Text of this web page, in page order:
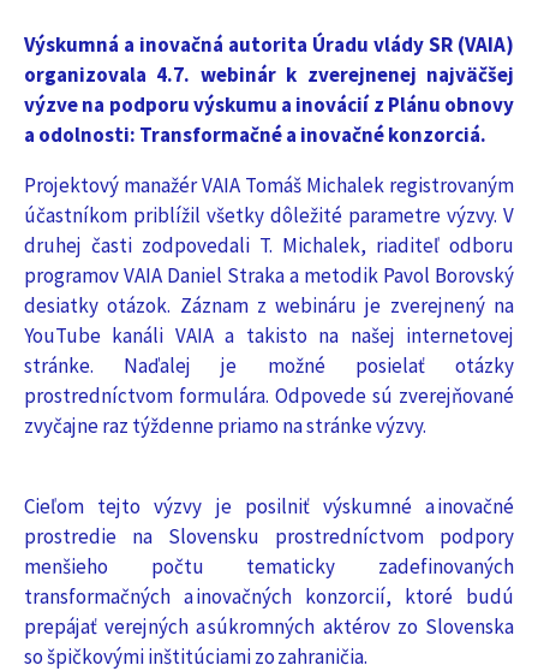
Výskumná a inovačná autorita Úradu vlády SR (VAIA)
organizovala 4.7. webinár k zverejnenej najväčšej
výzve na podporu výskumu a inovácií z Plánu obnovy
a odolnosti: Transformačné a inovačné konzorciá.
Projektový manažér VAIA Tomáš Michalek registrovaným
účastníkom priblížil všetky dôležité parametre výzvy. V
druhej časti zodpovedali T. Michalek, riaditeľ odboru
programov VAIA Daniel Straka a metodik Pavol Borovský
desiatky otázok. Záznam z webináru je zverejnený na
YouTube kanáli VAIA a takisto na našej internetovej
stránke. Naďalej je možné posielať otázky
prostredníctvom formulára. Odpovede sú zverejňované
zvyčajne raz týždenne priamo na stránke výzvy.
Cieľom tejto výzvy je posilniť výskumné a inovačné
prostredie na Slovensku prostredníctvom podpory
menšieho počtu tematicky zadefinovaných
transformačných a inovačných konzorcií, ktoré budú
prepájať verejných a súkromných aktérov zo Slovenska
so špičkovými inštitúciami zo zahraničia.